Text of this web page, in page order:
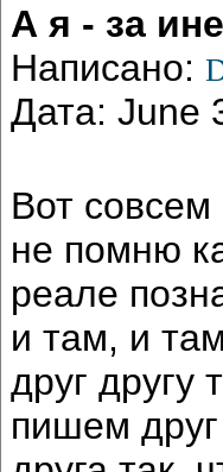
А я - за
Написано:
Дата: June
Вот
не помню
реале
и там, и
друг другу
пишем